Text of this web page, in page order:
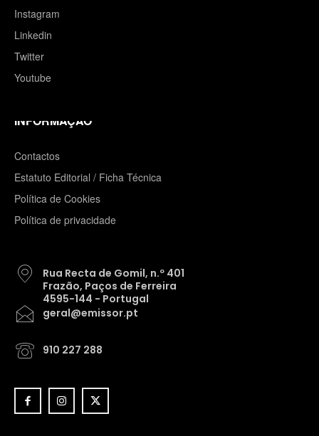
Instagram
Linkedin
Twitter
Youtube
INFORMAÇÃO
Contactos
Estatuto Editorial / Ficha Técnica
Política de Cookies
Política de privacidade
Rua Recta de Gomil, n.º 401
Frazão, Paços de Ferreira
4595-144 - Portugal
geral@emissor.pt
910 227 288